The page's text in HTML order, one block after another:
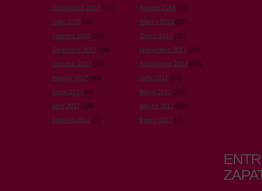
Septiembre 2018(21) Agosto 2018(11)
Julio 2018(11) Marzo 2018(22)
Febrero 2018(15) Enero 2018(11)
Diciembre 2017(19) Noviembre 2017(22)
Octubre 2017(18) Septiembre 2017(26)
Agosto 2017(30) Julio 2017(17)
Junio 2017(4) Mayo 2017(14)
Abril 2017(18) Marzo 2017(23)
Febrero 2017(3) Enero 2017(3)